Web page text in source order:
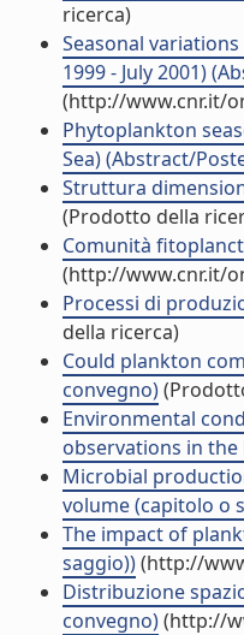
ricerca)
Seasonal
1999 - July 2001)
(http://www.cnr.it/
Phytoplankton
Sea) (Abstract/
Struttura
(Prodotto della
Comunità
(http://www.cnr.it/
Processi di
della ricerca)
Could plankton
convegno)
Environmental
observations in the
Microbial
volume (capitolo o
The impact of
saggio))(http://
Distribuzione
convegno)(http://